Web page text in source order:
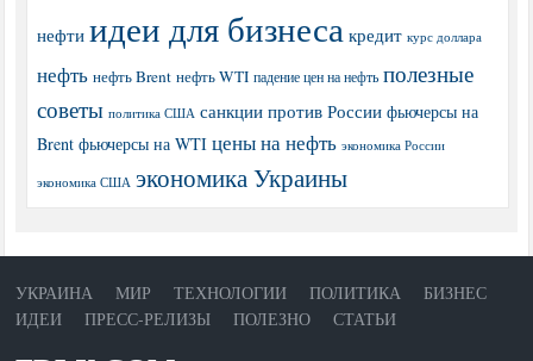
нефти идеи для бизнеса кредит курс доллара
нефть нефть Brent нефть WTI падение цен на нефть полезные
советы политика США санкции против России фьючерсы на
Brent фьючерсы на WTI цены на нефть экономика России
экономика США экономика Украины
УКРАИНА МИР ТЕХНОЛОГИИ ПОЛИТИКА
БИЗНЕС
ИДЕИ
ПРЕСС-РЕЛИЗЫ ПОЛЕЗНО СТАТЬИ